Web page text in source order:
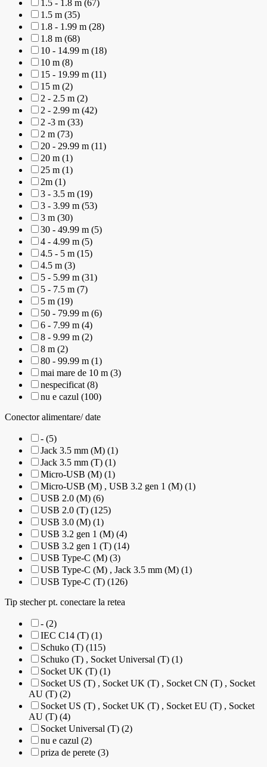
1.5 - 1.8 m (67)
1.5 m (35)
1.8 - 1.99 m (28)
1.8 m (68)
10 - 14.99 m (18)
10 m (8)
15 - 19.99 m (11)
15 m (2)
2 - 2.5 m (2)
2 - 2.99 m (42)
2 -3 m (33)
2 m (73)
20 - 29.99 m (11)
20 m (1)
25 m (1)
2m (1)
3 - 3.5 m (19)
3 - 3.99 m (53)
3 m (30)
30 - 49.99 m (5)
4 - 4.99 m (5)
4.5 - 5 m (15)
4.5 m (3)
5 - 5.99 m (31)
5 - 7.5 m (7)
5 m (19)
50 - 79.99 m (6)
6 - 7.99 m (4)
8 - 9.99 m (2)
8 m (2)
80 - 99.99 m (1)
mai mare de 10 m (3)
nespecificat (8)
nu e cazul (100)
Conector alimentare/ date
- (5)
Jack 3.5 mm (M) (1)
Jack 3.5 mm (T) (1)
Micro-USB (M) (1)
Micro-USB (M) , USB 3.2 gen 1 (M) (1)
USB 2.0 (M) (6)
USB 2.0 (T) (125)
USB 3.0 (M) (1)
USB 3.2 gen 1 (M) (4)
USB 3.2 gen 1 (T) (14)
USB Type-C (M) (3)
USB Type-C (M) , Jack 3.5 mm (M) (1)
USB Type-C (T) (126)
Tip stecher pt. conectare la retea
- (2)
IEC C14 (T) (1)
Schuko (T) (115)
Schuko (T) , Socket Universal (T) (1)
Socket UK (T) (1)
Socket US (T) , Socket UK (T) , Socket CN (T) , Socket
AU (T) (2)
Socket US (T) , Socket UK (T) , Socket EU (T) , Socket
AU (T) (4)
Socket Universal (T) (2)
nu e cazul (2)
priza de perete (3)